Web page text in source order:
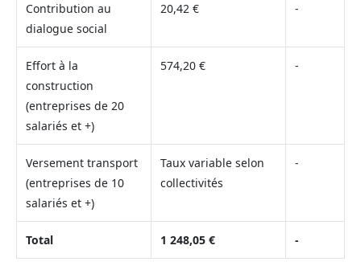
Contribution au
dialogue social
20,42 € -
Effort à la
construction
(entreprises de 20
salariés et +)
574,20 € -
Versement transport
(entreprises de 10
salariés et +)
Taux variable selon
collectivités
-
Total 1 248,05 € -